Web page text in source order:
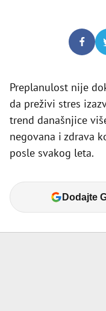
Preplanulost nije
da preživi stres
trend današnjice
negovana i zdrava
posle svakog leta.
Dodajte